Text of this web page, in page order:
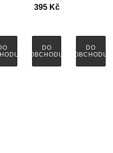
395 Kč
DO
OBCHODU
DO
OBCHODU